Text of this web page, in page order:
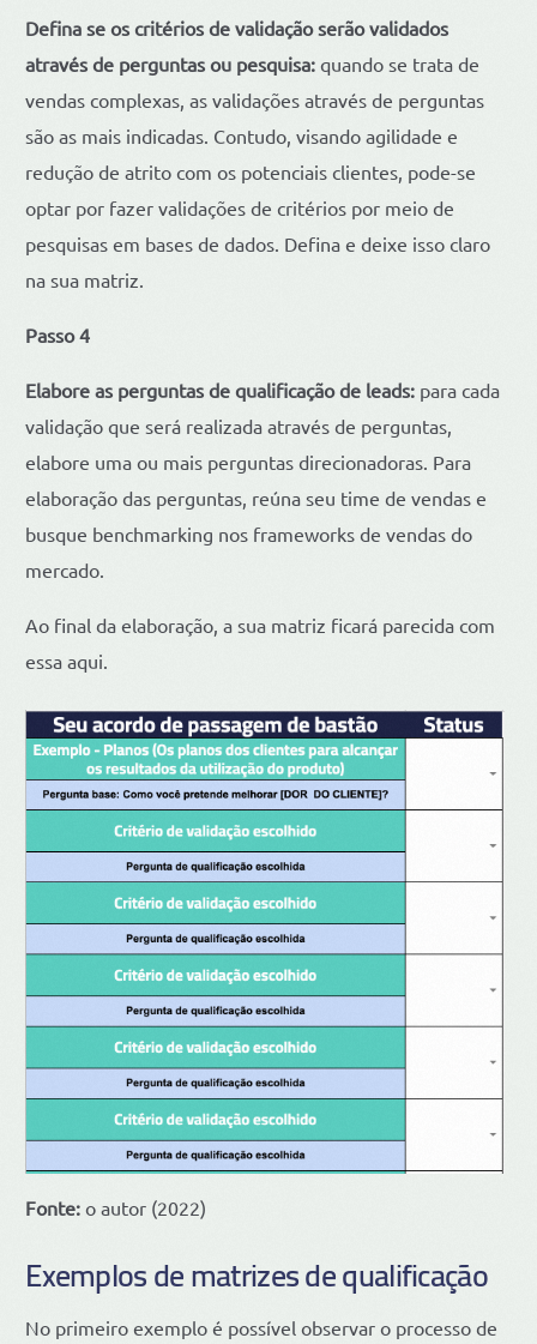
Defina se os critérios de validação serão validados
através de perguntas ou pesquisa:quando se trata de
vendas complexas, as validações através de perguntas
são as mais indicadas. Contudo, visando agilidade e
redução de atrito com os potenciais clientes, pode-se
optar por fazer validações de critérios por meio de
pesquisas em bases de dados. Defina e deixe isso claro
na sua matriz.
Passo 4
Elabore as perguntas de qualificação de leads: para cada
validação que será realizada através de perguntas,
elabore uma ou mais perguntas direcionadoras. Para
elaboração das perguntas, reúna seu time de vendas e
busque benchmarking nos frameworks de vendas do
mercado.
Ao final da elaboração, a sua matriz ficará parecida com
essa aqui.
Fonte:o autor (2022)
Exemplos de matrizes de qualificação
No primeiro exemplo é possível observar o processo de